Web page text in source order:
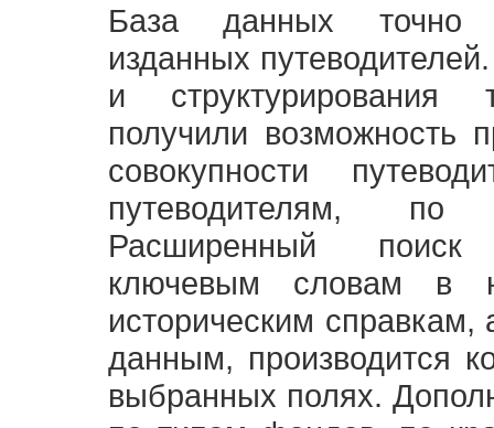
База данных точно
изданных
и структурирования
получили возможность
совокупности
путеводителям,
Расширенный
ключевым словам в
историческим
данным, производится
выбранных полях.